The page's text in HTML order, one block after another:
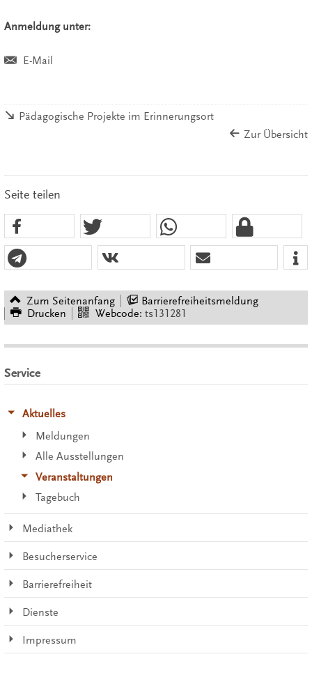
Anmeldung unter:
E-Mail
Pädagogische Projekte im Erinnerungsort
Zur Übersicht
Seite teilen
Zum Seitenanfang
Barrierefreiheitsmeldung
Drucken
Webcode: ts131281
Service
Aktuelles
Meldungen
Alle Ausstellungen
Veranstaltungen
Tagebuch
Mediathek
Besucherservice
Barrierefreiheit
Dienste
Impressum